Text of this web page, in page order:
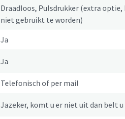
Draadloos, Pulsdrukker (extra optie,
niet gebruikt te worden)
Ja
Ja
Telefonisch of per mail
Jazeker, komt u er niet uit dan belt u